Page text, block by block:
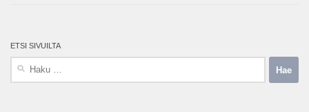
ETSI SIVUILTA